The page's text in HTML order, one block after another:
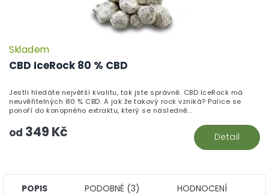
CBD IceRock 80 % CBD
Skladem
od 349 Kč Detail
Jestli hledáte největší kvalitu, tak jste správně. CBD IceRock má
neuvěřitelných 80 % CBD. A jak že takový rock vzniká? Palice se
ponoří do konopného extraktu, který se následně...
POPIS PODOBNÉ (3) HODNOCENÍ